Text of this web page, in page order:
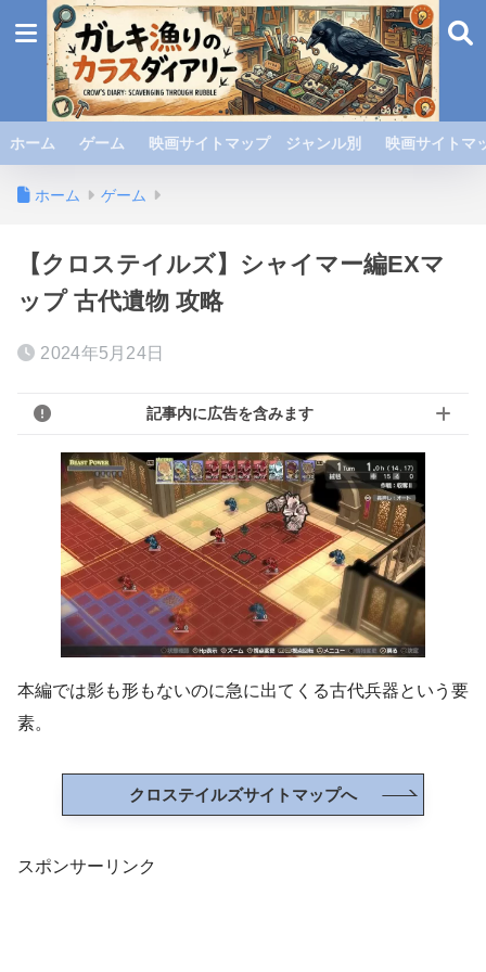
ホーム ゲーム 映画サイトマップ ジャンル別 映画サイト
ホーム ゲーム
【クロステイルズ】シャイマー編EXマ
ップ 古代遺物 攻略
2024年5月24日
記事内に広告を含みます
本編では影も形もないのに急に出てくる古代兵器という要
素。
クロステイルズサイトマップへ
スポンサーリンク